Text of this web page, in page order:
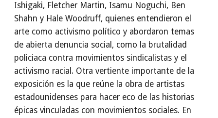
Ishigaki, Fletcher Martin, Isamu Noguchi, Ben
Shahn y Hale Woodruff, quienes entendieron el
arte como activismo político y abordaron temas
de abierta denuncia social, como la brutalidad
policiaca contra movimientos sindicalistas y el
activismo racial. Otra vertiente importante de la
exposición es la que reúne la obra de artistas
estadounidenses para hacer eco de las historias
épicas vinculadas con movimientos sociales. En